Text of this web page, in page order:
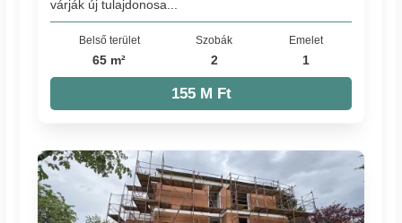
várják új tulajdonosa...
Belső terület
65 m²
Szobák
2
Emelet
1
155 M Ft